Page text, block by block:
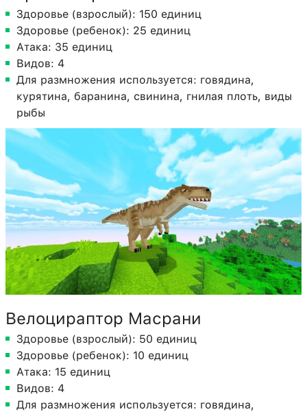
Здоровье (взрослый): 150 единиц
Здоровье (ребенок): 25 единиц
Атака: 35 единиц
Видов: 4
Для размножения используется: говядина,
курятина, баранина, свинина, гнилая плоть, виды
рыбы
Велоцираптор Масрани
Здоровье (взрослый): 50 единиц
Здоровье (ребенок): 10 единиц
Атака: 15 единиц
Видов: 4
Для размножения используется: говядина,